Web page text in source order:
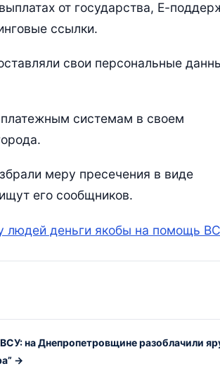
от государства, Е-
ссылки.
свои персональные
платежным системам в своем
меру пресечения в виде
его сообщников.
людей деньги якобы на помощь
на Днепропетровщине разоблачили
→